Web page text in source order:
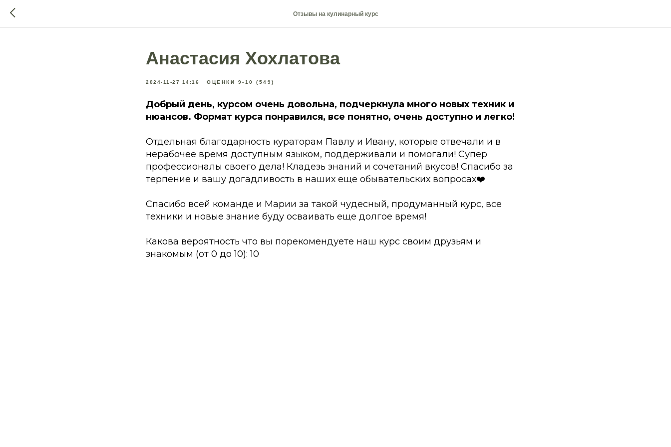
Отзывы на кулинарный курс
Анастасия Хохлатова
2024-11-27 14:16 ОЦЕНКИ 9-10 (549)
Добрый день, курсом очень довольна, подчеркнула много новых техник и
нюансов. Формат курса понравился, все понятно, очень доступно и легко!
Отдельная благодарность кураторам Павлу и Ивану, которые отвечали и в
нерабочее время доступным языком, поддерживали и помогали! Супер
профессионалы своего дела! Кладезь знаний и сочетаний вкусов! Спасибо за
терпение и вашу догадливость в наших еще обывательских вопросах❤️
Спасибо всей команде и Марии за такой чудесный, продуманный курс, все
техники и новые знание буду осваивать еще долгое время!
Какова вероятность что вы порекомендуете наш курс своим друзьям и
знакомым (от 0 до 10): 10